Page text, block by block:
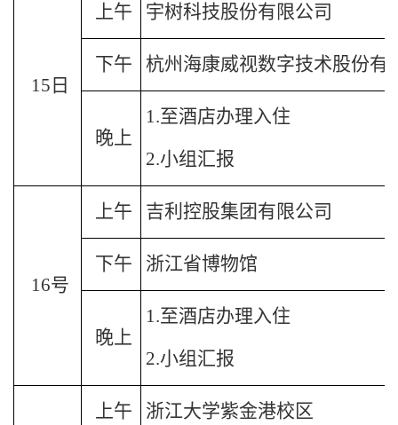
15 日
上午 宇树科技股份有限公司
下午 杭州海康威视数字技术股份有
晚上
1.至酒店办理入住
2.小组汇报
16号
上午 吉利 控股集团有限公司
下午 浙江省博物馆
晚上
1.至酒店办理入住
2.小组汇报
上午 浙江大学紫金港校区